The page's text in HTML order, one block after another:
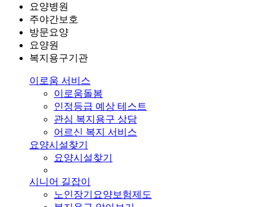
요양병원
주야간보호
방문요양
요양원
복지용구기관
이로움 서비스
이로움돌봄
인정등급 예상 테스트
관심 복지용구 상담
어르신 복지 서비스
요양시설찾기
요양시설찾기
시니어 길잡이
노인장기요양보험제도